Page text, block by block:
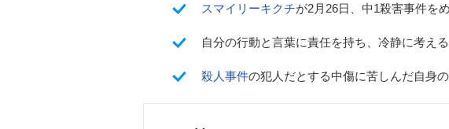
スマイリーキクチが2月26日、中1殺害事件を
自分の行動と言葉に責任を持ち、冷静に考え
殺人事件の犯人だとする中傷に苦しんだ自身